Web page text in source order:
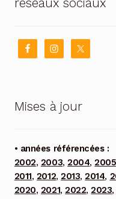
réseaux sociaux
Mises à jour
• années référencées :
2002, 2003,2004,2005
2011, 2012,2013,2014,
2020, 2021,2022,2023,